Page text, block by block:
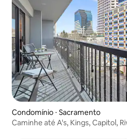
Condomínio ⋅ Sacramento
Caminhe até A's, Kings, Capitol,